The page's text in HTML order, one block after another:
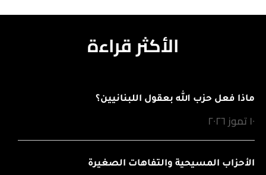
الأكثر قراءة
ماذا فعل حزب الله بعقول اللبنانيين؟
١٠ تموز ٢٠٢٦
الأحزاب المسيحية والتفاهات الصغيرة